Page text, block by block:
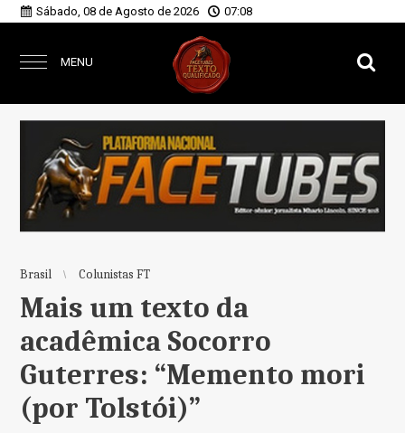
Sábado, 08 de Agosto de 2026 07:08
MENU
Brasil Colunistas FT
Mais um texto da
acadêmica Socorro
Guterres: “Memento mori
(por Tolstói)”